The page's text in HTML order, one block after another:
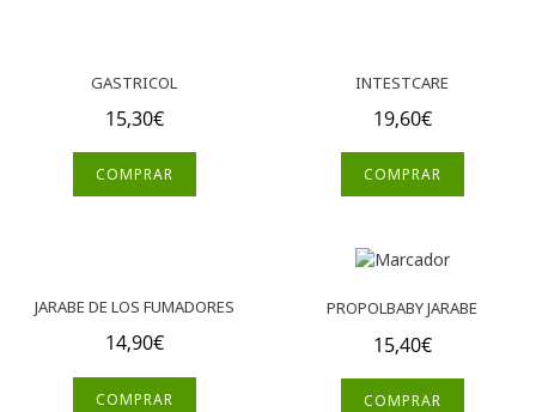
GASTRICOL
15,30€
COMPRAR
INTESTCARE
19,60€
COMPRAR
JARABE DE LOS FUMADORES
14,90€
COMPRAR
PROPOLBABY JARABE
15,40€
COMPRAR